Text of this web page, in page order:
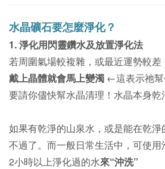
水晶礦石要怎麼淨化？
1. 淨化用閃靈鑽水及放置淨化法
若周圍氣場較複雜，或最近運勢較
戴上晶體就會馬上變濁 ←這表示祂
要請你儘快幫水晶清理！ 水晶本身乾
如果有乾淨的山泉水，或是能在乾
不過了。而一般日常生活中， 可使用
2小時以上淨化過的水來“沖洗”